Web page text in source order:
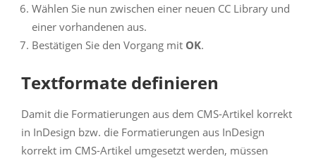
Wählen Sie nun zwischen einer neuen CC Library und
einer vorhandenen aus.
Bestätigen Sie den Vorgang mit OK.
Textformate definieren
Damit die Formatierungen aus dem CMS-Artikel korrekt
in InDesign bzw. die Formatierungen aus InDesign
korrekt im CMS-Artikel umgesetzt werden, müssen